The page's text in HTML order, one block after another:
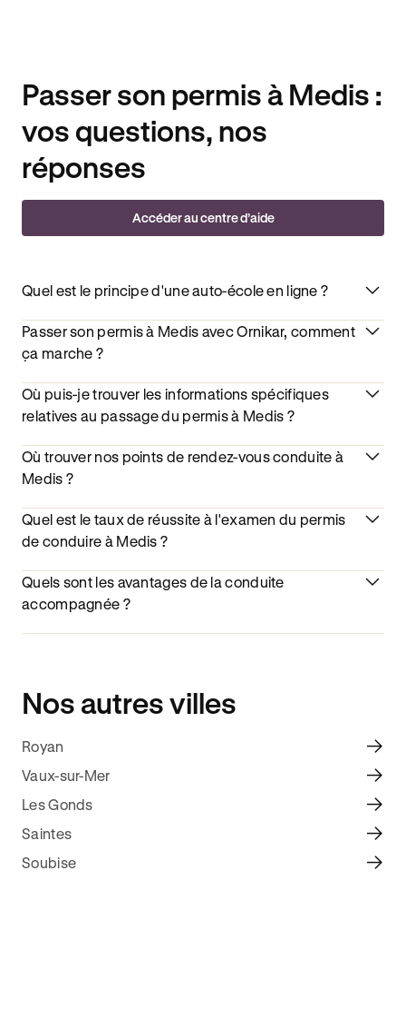
Passer son permis à Medis :
vos questions, nos
réponses
Accéder au centre d’aide
Quel est le principe d'une auto-école en ligne ?
Passer son permis à Medis avec Ornikar, comment
ça marche ?
Où puis-je trouver les informations spécifiques
relatives au passage du permis à Medis ?
Où trouver nos points de rendez-vous conduite à
Medis ?
Quel est le taux de réussite à l'examen du permis
de conduire à Medis ?
Quels sont les avantages de la conduite
accompagnée ?
Nos autres villes
Royan
Vaux-sur-Mer
Les Gonds
Saintes
Soubise